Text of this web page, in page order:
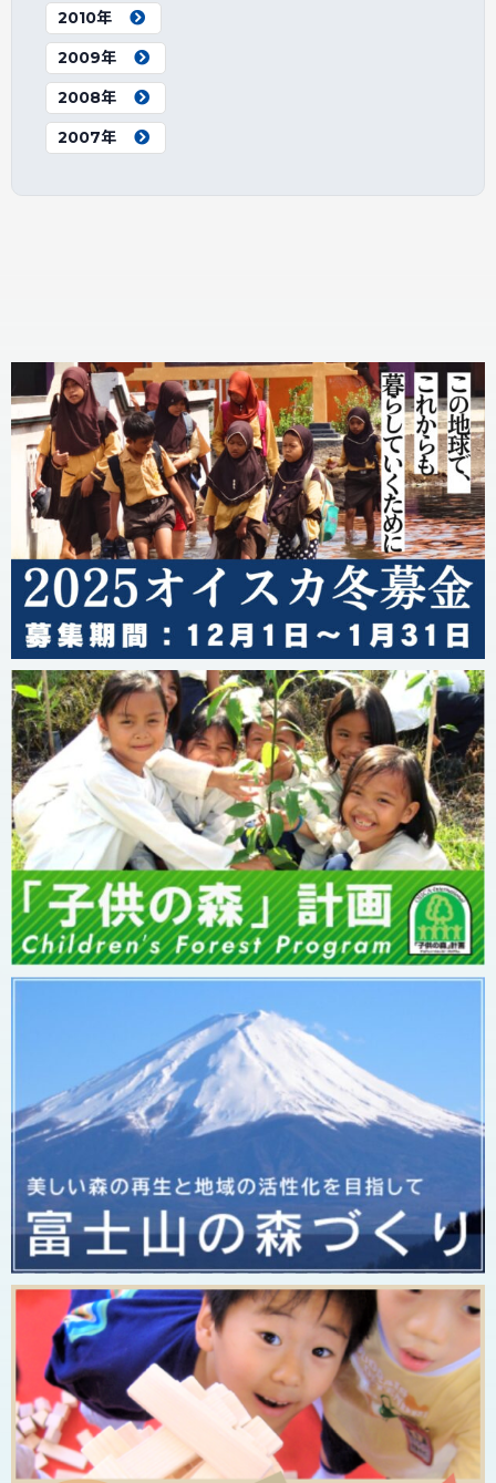
2010年
2009年
2008年
2007年